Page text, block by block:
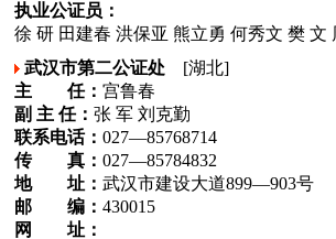
执业公证员：
徐 研 田建春 洪保亚 熊立勇 何秀文 樊
武汉市第二公证处 [湖北]
主 任： 宫鲁春
副 主 任： 张 军 刘克勤
联系电话： 027—85768714
传 真： 027—85784832
地 址： 武汉市建设大道899—903号
邮 编： 430015
网 址：